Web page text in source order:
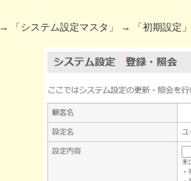
→ 「システム設定マスタ」 → 「初期設定